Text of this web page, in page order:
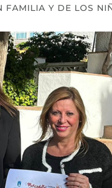
FAMILIA Y DE LOS